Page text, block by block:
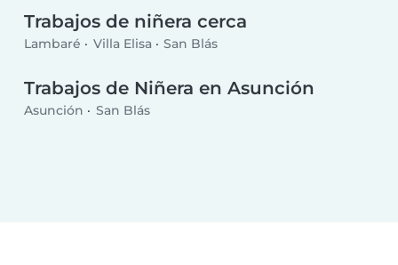
Trabajos de niñera cerca
Lambaré Villa Elisa San Blás
Trabajos de Niñera en Asunción
Asunción San Blás